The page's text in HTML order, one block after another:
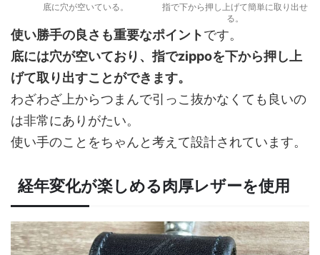
底に穴が空いている。
指で下から押し上げて簡単に取り出せ
る。
使い勝手の良さも重要なポイントです。
底には穴が空いており、指でzippoを下から押し上
げて取り出すことができます。
わざわざ上からつまんで引っこ抜かなくても良いの
は非常にありがたい。
使い手のことをちゃんと考えて設計されています。
経年変化が楽しめる肉厚レザーを使用